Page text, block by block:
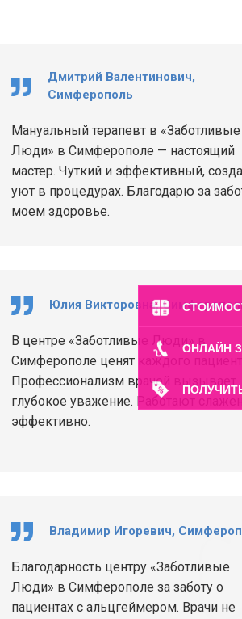
ОНЛАЙН
Дмитрий Валентинович,
Симферополь
Мануальный терапевт в «Заботливые
Люди» в Симферополе — настоящий
мастер. Чуткий и эффективный,
уют в процедурах. Благодарю за
моем здоровье.
Юлия Викторовна,
В центре «Заботливые Люди» в
Симферополе ценят каждого
Профессионализм врачей вызывает
глубокое уважение. Работают
эффективно.
Владимир Игоревич,
Благодарность центру «Заботливые
Люди» в Симферополе за заботу о
пациентах с альцгеймером. Врачи не